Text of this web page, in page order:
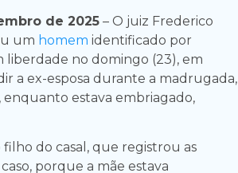
de 2025 – O juiz Frederico
um homem identificado por
liberdade no domingo (23), em
a ex-esposa durante a madrugada,
enquanto estava embriagado,
do casal, que registrou as
porque a mãe estava